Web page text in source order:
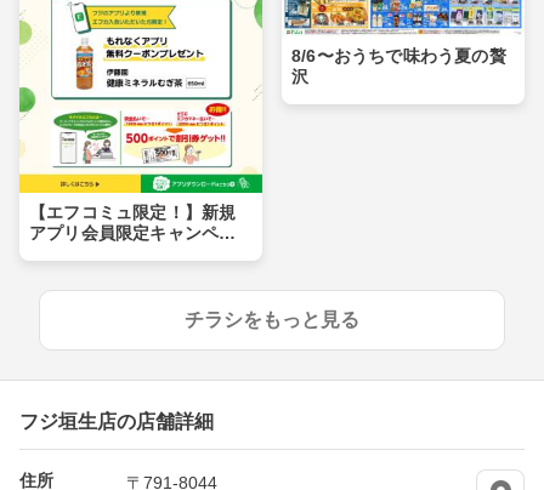
【エフコミュ限定！】新規
アプリ会員限定キャンペー
8/6〜おうちで味わう夏の贅
沢
チラシをもっと見る
フジ垣生店の店舗詳細
住所
〒791-8044